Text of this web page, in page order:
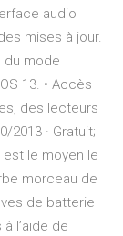
audio
mises à jour.
du mode
13. • Accès
des lecteurs
2013 · Gratuit;
est le moyen le
morceau de
de batterie
l’aide de